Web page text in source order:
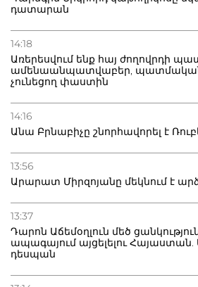
դատարան
14:18
Առերեսվում ենք հայ ժողովրդի
ամենաանպատվաբեր,
չունեցող փաստին
14:16
Անա Բրնաբիչը շնորհավորել է
13:56
Արարատ Միրզոյանը մեկնում է
13:37
Դարոն Աճեմօղլուն մեծ
ապագայում այցելելու Հայաստան.
դեսպան